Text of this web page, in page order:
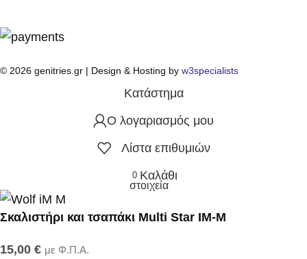
© 2026 genitries.gr | Design & Hosting by w3specialists
Κατάστημα
Ο λογαριασμός μου
Λίστα επιθυμιών
0
στοιχεία
Καλάθι
Σκαλιστήρι και τσαπάκι Multi Star IM-M
15,00 € με Φ.Π.Α.